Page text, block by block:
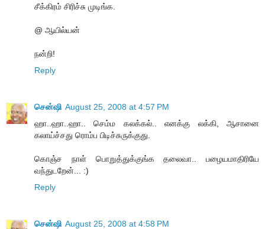
சீக்கிரம் சிரிச்சு முடிங்க.
@ ஆயில்யன்
நன்றி!
Reply
சென்ஷி August 25, 2008 at 4:57 PM
ஹா..ஹா..ஹா.. செம்ம கலக்கல்.. எனக்கு லக்கி, ஆசானை
கலாய்ச்சது ரொம்ப பிடிச்சுருக்குது.
கொஞ்ச நாள் பொறுத்துக்குங்க தலைவா.. பழையமாதிரியே
வந்துடறேன்... :)
Reply
சென்ஷி August 25, 2008 at 4:58 PM